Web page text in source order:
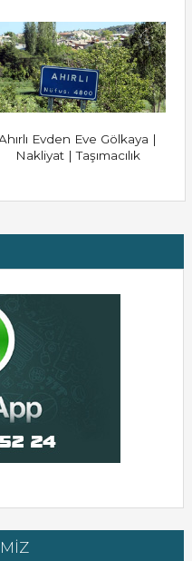
Evden Eve Gölkaya |
Nakliyat | Taşımacılık